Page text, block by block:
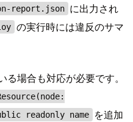
report.json に出力され
の実行時には違反のサマ
場合も対応が必要です。
readonly name
を追加